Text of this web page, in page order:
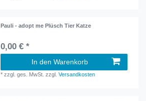
Pauli - adopt me Plüsch Tier Katze
0,00 € *
In den Warenkorb
*zzgl. ges. MwSt. zzgl.Versandkosten